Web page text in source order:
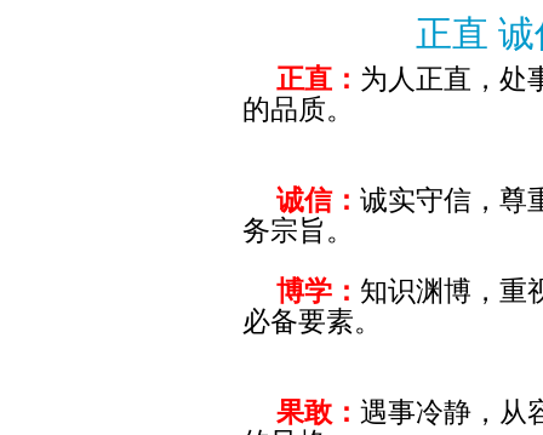
正直 诚
正直： 为人正直，处
的品质。
诚信： 诚实守信，尊
务宗旨。
博学： 知识渊博，重
必备要素。
果敢： 遇事冷静，从